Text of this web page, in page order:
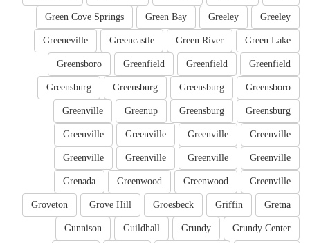
Greeley
Greeley
Green Bay
Green Cove Springs
Green Lake
Green River
Greencastle
Greeneville
Greenfield
Greenfield
Greenfield
Greensboro
Greensboro
Greensburg
Greensburg
Greensburg
Greensburg
Greensburg
Greenup
Greenville
Greenville
Greenville
Greenville
Greenville
Greenville
Greenville
Greenville
Greenville
Greenville
Greenwood
Greenwood
Grenada
Gretna
Griffin
Groesbeck
Grove Hill
Groveton
Grundy Center
Grundy
Guildhall
Gunnison